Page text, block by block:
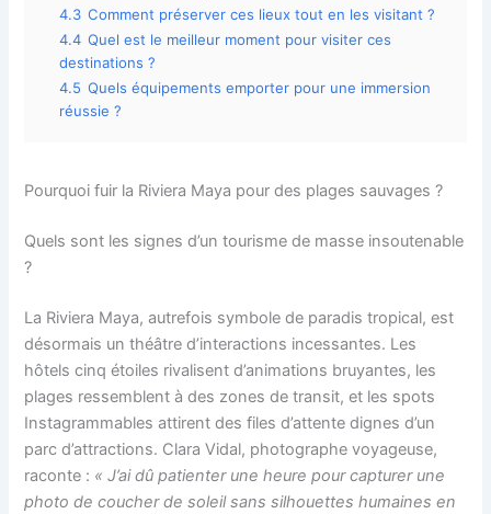
4.3 Comment préserver ces lieux tout en les visitant ?
4.4 Quel est le meilleur moment pour visiter ces
destinations ?
4.5 Quels équipements emporter pour une immersion
réussie ?
Pourquoi fuir la Riviera Maya pour des plages sauvages ?
Quels sont les signes d’un tourisme de masse insoutenable
?
La Riviera Maya, autrefois symbole de paradis tropical, est
désormais un théâtre d’interactions incessantes. Les
hôtels cinq étoiles rivalisent d’animations bruyantes, les
plages ressemblent à des zones de transit, et les spots
Instagrammables attirent des files d’attente dignes d’un
parc d’attractions. Clara Vidal, photographe voyageuse,
raconte : « J’ai dû patienter une heure pour capturer une
photo de coucher de soleil sans silhouettes humaines en